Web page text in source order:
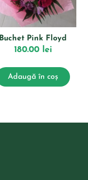
Buchet Pink Floyd
180.00 lei
Adaugă în coș